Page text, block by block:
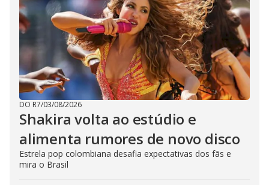
DO R7/03/08/2026
Shakira volta ao estúdio e
alimenta rumores de novo disco
Estrela pop colombiana desafia expectativas dos fãs e
mira o Brasil